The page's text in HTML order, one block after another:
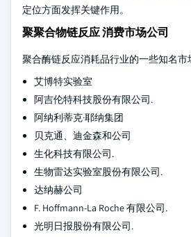
定位方面发挥关键作用。
聚聚合物链反应 消费市场公司
聚合酶链反应消耗品行业的一些知名市
艾博特实验室
阿吉伦特科技股份有限公司.
阿纳利蒂克·耶纳集团
贝克通、迪金森和公司
生化科技有限公司.
生物雷达实验室股份有限公司.
达纳赫公司
F. Hoffmann-La Roche 有限公司.
光明日报股份有限公司.